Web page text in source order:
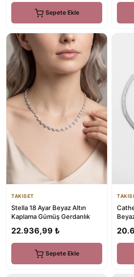
Sepete Ekle
TAKISET
Stella 18 Ayar Beyaz Altın
Kaplama Gümüş Gerdanlık
22.936,99 ₺
Sepete Ekle